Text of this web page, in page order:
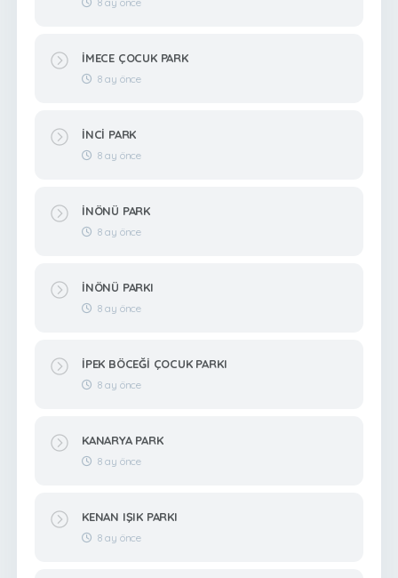
İMECE ÇOCUK PARK
8 ay önce
İNCİ PARK
8 ay önce
İNÖNÜ PARK
8 ay önce
İNÖNÜ PARKI
8 ay önce
İPEK BÖCEĞİ ÇOCUK PARKI
8 ay önce
KANARYA PARK
8 ay önce
KENAN IŞIK PARKI
8 ay önce